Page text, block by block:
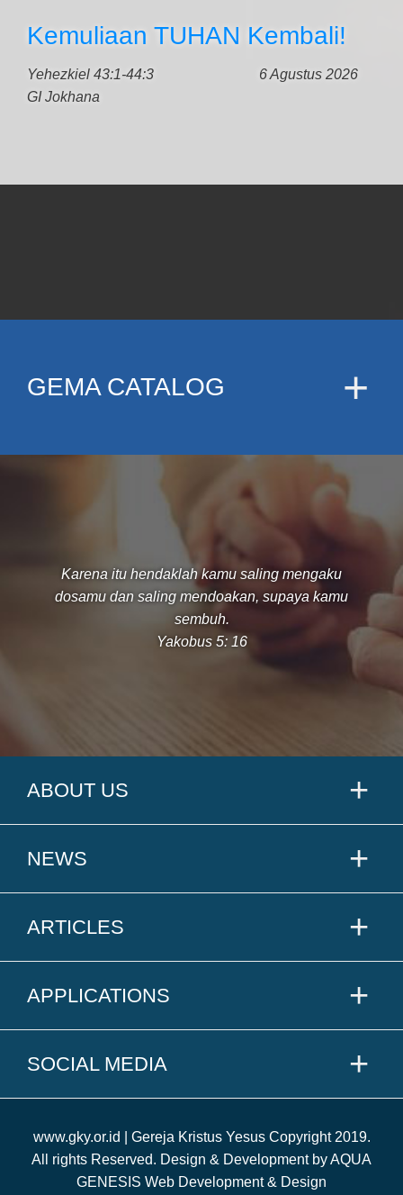
Kemuliaan TUHAN Kembali!
Yehezkiel 43:1-44:3
6 Agustus 2026
GI Jokhana
GEMA CATALOG
Karena itu hendaklah kamu saling mengaku
dosamu dan saling mendoakan, supaya kamu
sembuh.
Yakobus 5: 16
ABOUT US
NEWS
ARTICLES
APPLICATIONS
SOCIAL MEDIA
www.gky.or.id | Gereja Kristus Yesus Copyright 2019.
All rights Reserved. Design & Development by AQUA
GENESIS Web Development & Design